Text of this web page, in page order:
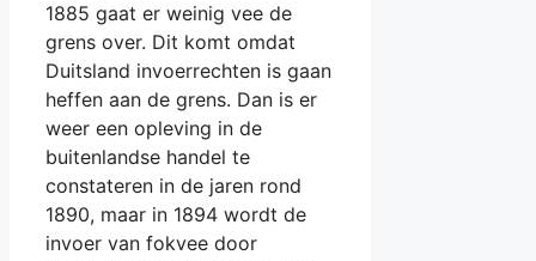
1885 gaat er weinig vee de
grens over. Dit komt omdat
Duitsland invoerrechten is gaan
heffen aan de grens. Dan is er
weer een opleving in de
buitenlandse handel te
constateren in de jaren rond
1890, maar in 1894 wordt de
invoer van fokvee door